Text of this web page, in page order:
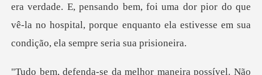
era verdade. E, pensando bem, foi uma dor pior d